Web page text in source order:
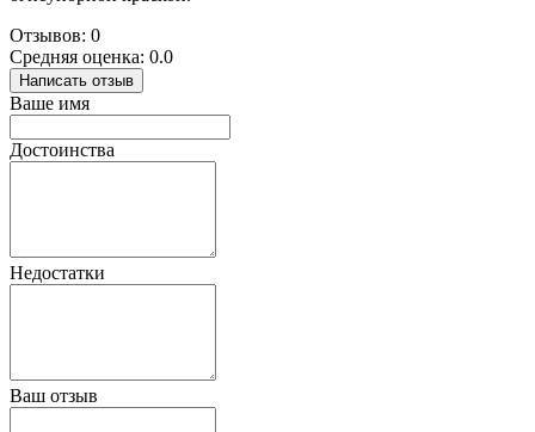
Отзывов: 0
Средняя оценка: 0.0
Написать отзыв
Ваше имя
Достоинства
Недостатки
Ваш отзыв